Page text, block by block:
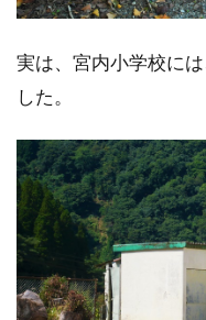
実は、宮内小学校に
した。